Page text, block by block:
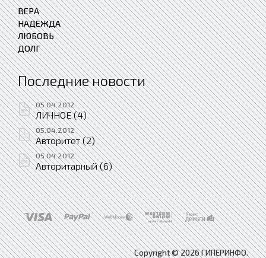
ВЕРА
НАДЕЖДА
ЛЮБОВЬ
ДОЛГ
Последние новости
05.04.2012
ЛИЧНОЕ (4)
05.04.2012
Авторитет (2)
05.04.2012
Авторитарный (6)
Copyright © 2026 ГИПЕРИНФО.